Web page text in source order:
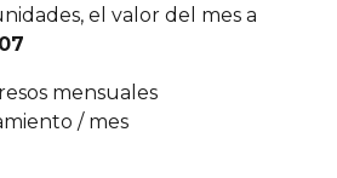
el valor del mes a
mensuales
/ mes